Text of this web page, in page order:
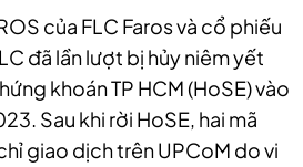
của FLC Faros và cổ phiếu
đã lần lượt bị hủy niêm yết
khoán TP HCM (HoSE) vào
Sau khi rời HoSE, hai mã
giao dịch trên UPCoM do vi